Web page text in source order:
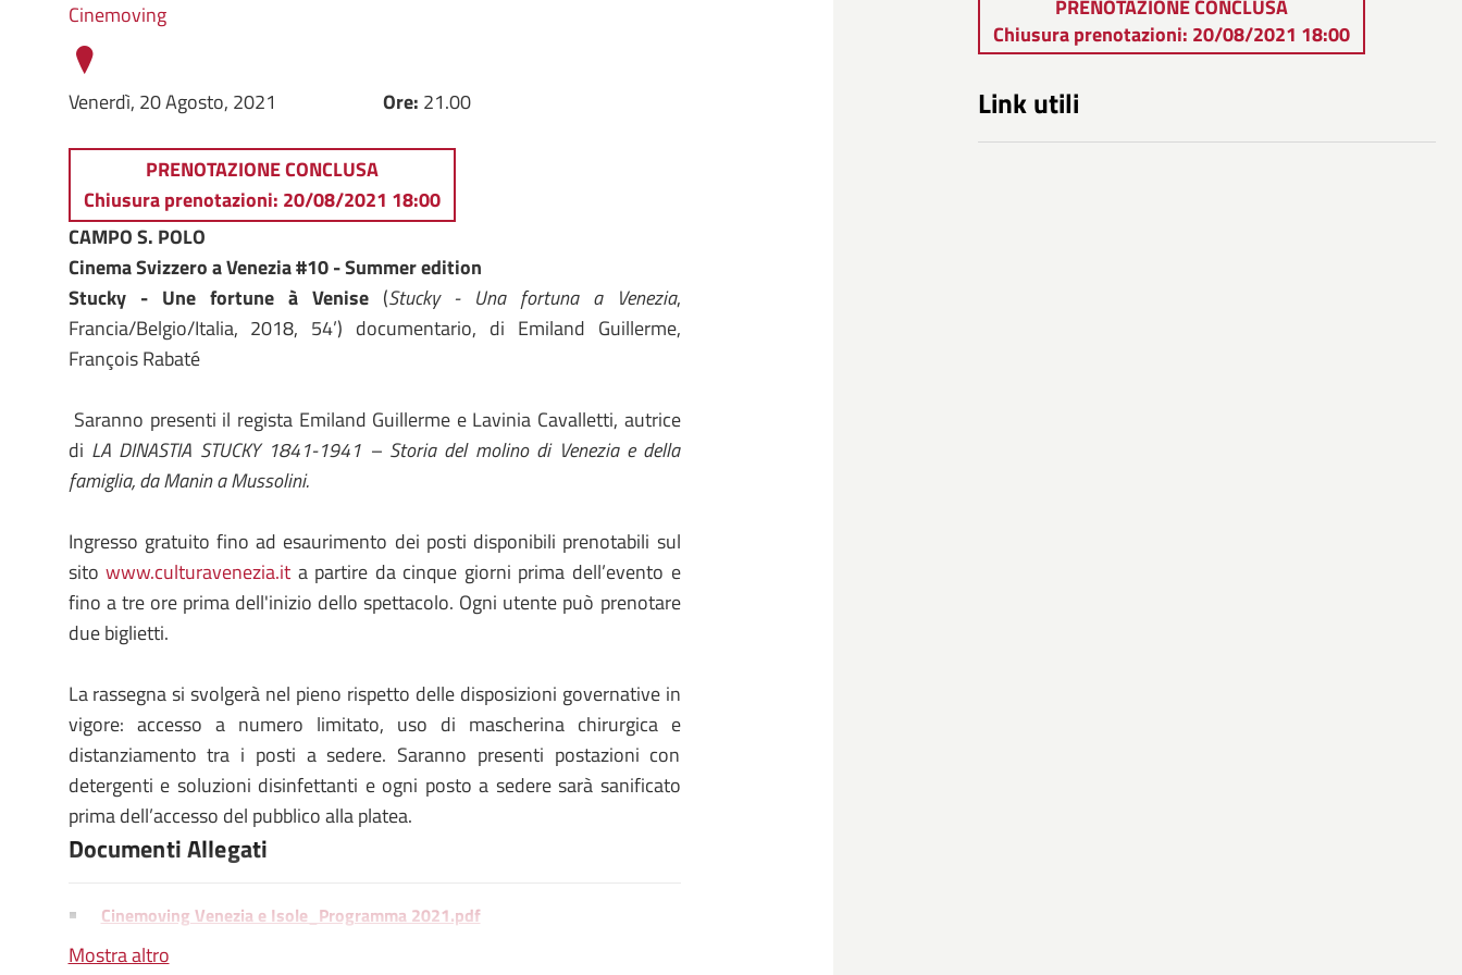
Cinemoving
Venerdì, 20 Agosto, 2021 Ore: 21.00
PRENOTAZIONE CONCLUSA
Chiusura prenotazioni: 20/08/2021 18:00
CAMPO S. POLO
Cinema Svizzero a Venezia #10 - Summer edition
Stucky - Une fortune à Venise (Stucky - Una fortuna a Venezia,
Francia/Belgio/Italia, 2018, 54’) documentario, di Emiland Guillerme,
François Rabaté
Saranno presenti il regista Emiland Guillerme e Lavinia Cavalletti, autrice
di LA DINASTIA STUCKY 1841-1941 – Storia del molino di Venezia e della
famiglia, da Manin a Mussolini.
Ingresso gratuito fino ad esaurimento dei posti disponibili prenotabili sul
sitowww.culturavenezia.it a partire da cinque giorni prima dell’evento e
fino a tre ore prima dell'inizio dello spettacolo. Ogni utente può prenotare
due biglietti.
La rassegna si svolgerà nel pieno rispetto delle disposizioni governative in
vigore: accesso a numero limitato, uso di mascherina chirurgica e
distanziamento tra i posti a sedere. Saranno presenti postazioni con
detergenti e soluzioni disinfettanti e ogni posto a sedere sarà sanificato
prima dell’accesso del pubblico alla platea.
Documenti Allegati
Cinemoving Venezia e Isole_Programma 2021.pdf
Mostra altro
PRENOTAZIONE CONCLUSA
Chiusura prenotazioni: 20/08/2021 18:00
Link utili